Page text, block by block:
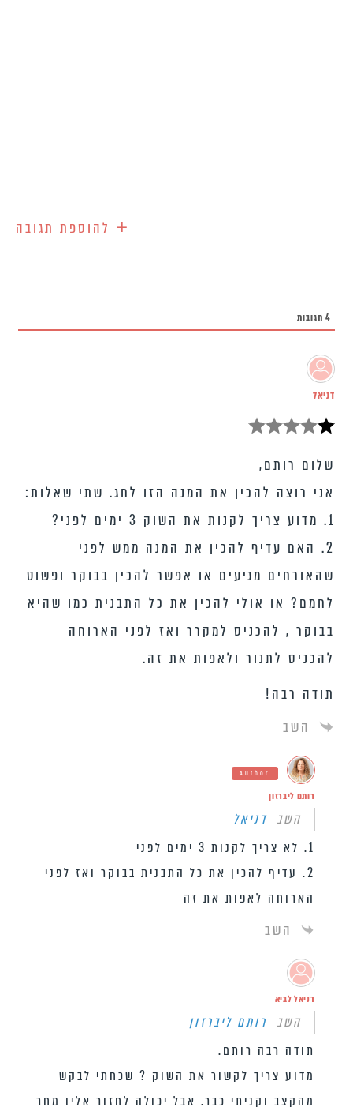
+ להוספת תגובה
4 תגובות
דניאל
שלום רותם,
אני רוצה להכין את המנה הזו לחג. שתי שאלות:
1. מדוע צריך לקנות את השוק 3 ימים לפני?
2. האם עדיף להכין את המנה ממש לפני
שהאורחים מגיעים או אפשר להכין בבוקר ופשוט
לחמם? או אולי להכין את כל התבנית כמו שהיא
בבוקר , להכניס למקרר ואז לפני הארוחה
להכניס לתנור ולאפות את זה.
תודה רבה!
השב
Author
רותם ליברזון
השבדניאל
1. לא צריך לקנות 3 ימים לפני
2. עדיף להכין את כל התבנית בבוקר ואז לפני
הארוחה לאפות את זה
השב
דניאל לביא
השב רותם ליברזון
תודה רבה רותם.
מדוע צריך לקשור את השוק ? שכחתי לבקש
מהקצב וקניתי כבר. אבל יכולה לחזור אליו מחר